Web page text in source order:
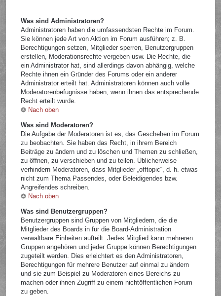
Was sind Administratoren?
Administratoren haben die umfassendsten Rechte im Forum.
Sie können jede Art von Aktion im Forum ausführen; z. B.
Berechtigungen setzen, Mitglieder sperren, Benutzergruppen
erstellen, Moderationsrechte vergeben usw. Die Rechte, die
ein Administrator hat, sind allerdings davon abhängig, welche
Rechte ihnen ein Gründer des Forums oder ein anderer
Administrator erteilt hat. Administratoren können auch volle
Moderatorenbefugnisse haben, wenn ihnen das entsprechende
Recht erteilt wurde.
Nach oben
Was sind Moderatoren?
Die Aufgabe der Moderatoren ist es, das Geschehen im Forum
zu beobachten. Sie haben das Recht, in ihrem Bereich
Beiträge zu ändern und zu löschen und Themen zu schließen,
zu öffnen, zu verschieben und zu teilen. Üblicherweise
verhindern Moderatoren, dass Mitglieder „offtopic“, d. h. etwas
nicht zum Thema Passendes, oder Beleidigendes bzw.
Angreifendes schreiben.
Nach oben
Was sind Benutzergruppen?
Benutzergruppen sind Gruppen von Mitgliedern, die die
Mitglieder des Boards in für die Board-Administration
verwaltbare Einheiten aufteilt. Jedes Mitglied kann mehreren
Gruppen angehören und jeder Gruppe können Berechtigungen
zugeteilt werden. Dies erleichtert es den Administratoren,
Berechtigungen für mehrere Benutzer auf einmal zu ändern
und sie zum Beispiel zu Moderatoren eines Bereichs zu
machen oder ihnen Zugriff zu einem nichtöffentlichen Forum
zu geben.